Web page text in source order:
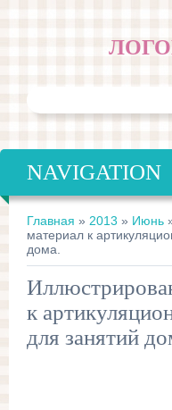
NAVIGATION
Главная » 2013 » Июнь
материал к
дома.
к
для занятий